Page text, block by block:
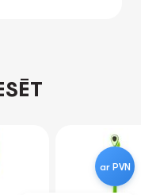
ar PVN